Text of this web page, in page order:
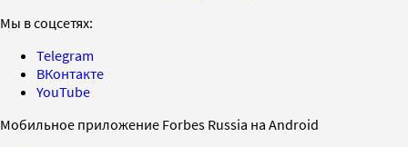
Мы в соцсетях:
Telegram
ВКонтакте
YouTube
Мобильное приложение Forbes Russia на Android